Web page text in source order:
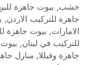
خشب, بيوت جاهزة
جاهزة للتركيب الاردن,
الامارات, بيوت جاهزة
للتركيب في لبنان,
جاهزة وفيللا, منازل